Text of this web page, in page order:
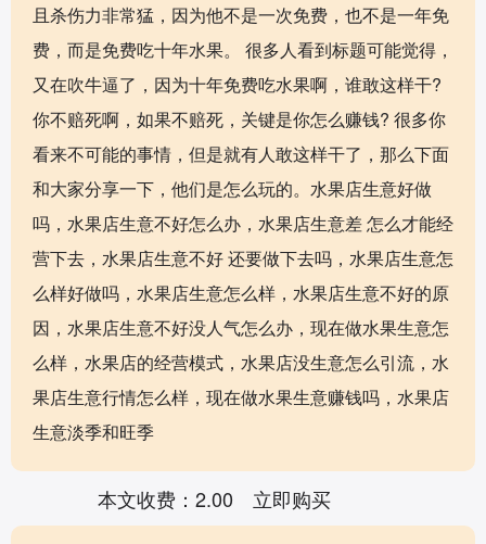
且杀伤力非常猛，因为他不是一次免费，也不是一年免
费，而是免费吃十年水果。 很多人看到标题可能觉得，
又在吹牛逼了，因为十年免费吃水果啊，谁敢这样干?
你不赔死啊，如果不赔死，关键是你怎么赚钱? 很多你
看来不可能的事情，但是就有人敢这样干了，那么下面
和大家分享一下，他们是怎么玩的。水果店生意好做
吗，水果店生意不好怎么办，水果店生意差 怎么才能经
营下去，水果店生意不好 还要做下去吗，水果店生意怎
么样好做吗，水果店生意怎么样，水果店生意不好的原
因，水果店生意不好没人气怎么办，现在做水果生意怎
么样，水果店的经营模式，水果店没生意怎么引流，水
果店生意行情怎么样，现在做水果生意赚钱吗，水果店
生意淡季和旺季
本文收费：2.00 立即购买